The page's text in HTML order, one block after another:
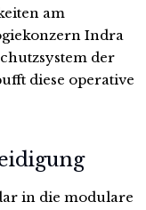
am
Indra
der
diese operative
in die modulare